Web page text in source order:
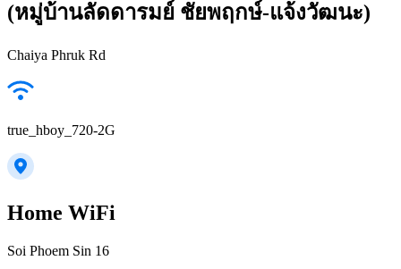
(หมู่บ้านลัดดารมย์ ชัยพฤกษ์-แจ้งวัฒนะ)
Chaiya Phruk Rd
true_hboy_720-2G
Home WiFi
Soi Phoem Sin 16